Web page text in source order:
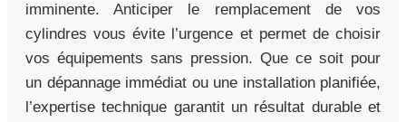
imminente. Anticiper le remplacement de vos
cylindres vous évite l’urgence et permet de choisir
vos équipements sans pression. Que ce soit pour
un dépannage immédiat ou une installation planifiée,
l’expertise technique garantit un résultat durable et